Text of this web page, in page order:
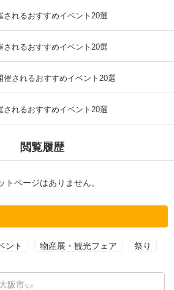
されるおすすめイベント20選
されるおすすめイベント20選
催されるおすすめイベント20選
されるおすすめイベント20選
閲覧履歴
ページはありません。
ント 物産展・観光フェア 祭り
阪市 など